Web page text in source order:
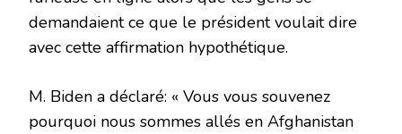
demandaient ce que le président voulait dire
avec cette affirmation hypothétique.
M. Biden a déclaré: « Vous vous souvenez
pourquoi nous sommes allés en Afghanistan